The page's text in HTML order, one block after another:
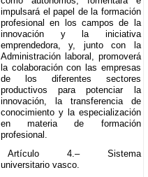
impulsará el papel de la formación
profesional en los campos de la
innovación y la iniciativa
emprendedora, y, junto con la
Administración laboral, promoverá
la colaboración con las empresas
de los diferentes sectores
productivos para potenciar la
innovación, la transferencia de
conocimiento y la especialización
en materia de formación
profesional.
Artículo 4.– Sistema
universitario vasco.